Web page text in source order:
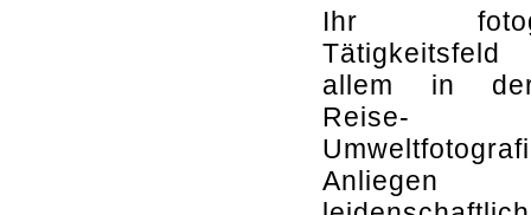
Ihr
allem in